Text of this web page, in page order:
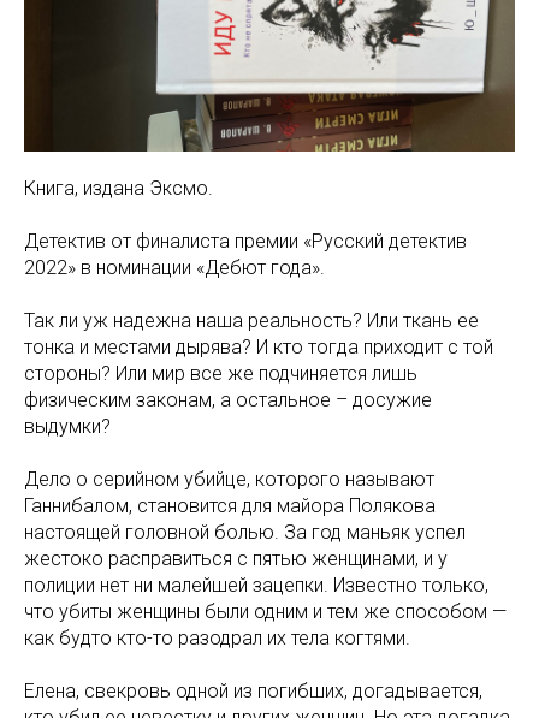
Книга, издана Эксмо.
Детектив от финалиста премии «Русский детектив
2022» в номинации «Дебют года».
Так ли уж надежна наша реальность? Или ткань ее
тонка и местами дырява? И кто тогда приходит с той
стороны? Или мир все же подчиняется лишь
физическим законам, а остальное – досужие
выдумки?
Дело о серийном убийце, которого называют
Ганнибалом, становится для майора Полякова
настоящей головной болью. За год маньяк успел
жестоко расправиться с пятью женщинами, и у
полиции нет ни малейшей зацепки. Известно только,
что убиты женщины были одним и тем же способом —
как будто кто-то разодрал их тела когтями.
Елена, свекровь одной из погибших, догадывается,